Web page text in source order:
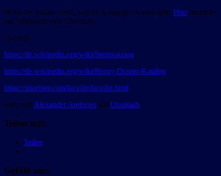
Wenn ihr wissen wollt, welche Kataloge es noch gibt: Hierfindet ihr
auf Wikipedia eine Übersicht.
Quellen:
https://de.wikipedia.org/wiki/Sternkatalog
https://de.wikipedia.org/wiki/Henry-Draper-Katalog
https://pbarbier.com/lacaille/lacaille.html
Foto von Alexander Andrews auf Unsplash
Teilen mit:
Teilen
Gefällt mir: